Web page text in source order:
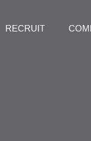
RECRUIT